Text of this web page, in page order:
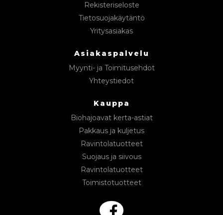
Rekisteriseloste
Tietosuojakäytäntö
Yritysasiakas
Asiakaspalvelu
Myynti- ja Toimitusehdot
Yhteystiedot
Kauppa
Biohajoavat kerta-astiat
Pakkaus ja kuljetus
Ravintolatuotteet
Suojaus ja siivous
Ravintolatuotteet
Toimistotuotteet